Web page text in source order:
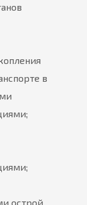
в
острой